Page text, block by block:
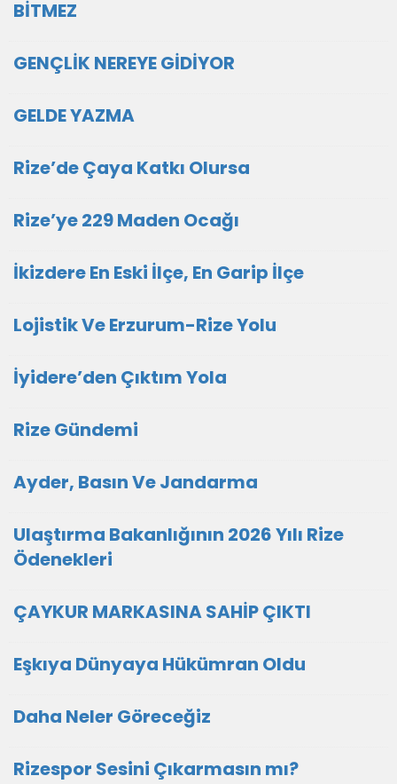
BİTMEZ
GENÇLİK NEREYE GİDİYOR
GELDE YAZMA
Rize’de Çaya Katkı Olursa
Rize’ye 229 Maden Ocağı
İkizdere En Eski İlçe, En Garip İlçe
Lojistik Ve Erzurum-Rize Yolu
İyidere’den Çıktım Yola
Rize Gündemi
Ayder, Basın Ve Jandarma
Ulaştırma Bakanlığının 2026 Yılı Rize
Ödenekleri
ÇAYKUR MARKASINA SAHİP ÇIKTI
Eşkıya Dünyaya Hükümran Oldu
Daha Neler Göreceğiz
Rizespor Sesini Çıkarmasın mı?